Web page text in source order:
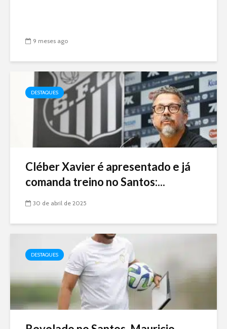
9 meses ago
DESTAQUES
Cléber Xavier é apresentado e já
comanda treino no Santos:...
30 de abril de 2025
DESTAQUES